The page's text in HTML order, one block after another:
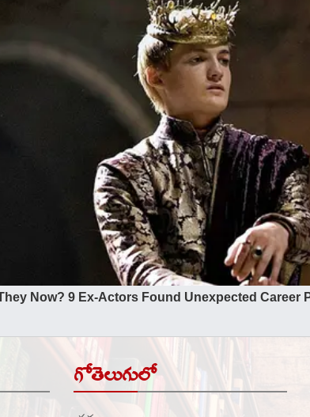
గోతెలుగులో